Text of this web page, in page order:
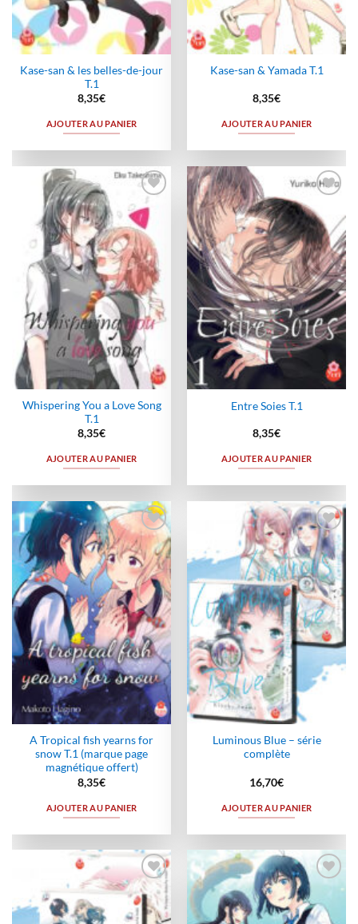
Kase-san & les belles-de-jour
T.1
8,35€
AJOUTER AU PANIER
Kase-san & Yamada T.1
8,35€
AJOUTER AU PANIER
Ajouter
à la
wishlist
Whispering You a Love Song
T.1
8,35€
AJOUTER AU PANIER
Ajouter
à la
wishlist
Entre Soies T.1
8,35€
AJOUTER AU PANIER
Ajouter
à la
wishlist
A Tropical fish yearns for
snow T.1 (marque page
magnétique offert)
8,35€
AJOUTER AU PANIER
Ajouter
à la
wishlist
Luminous Blue – série
complète
16,70€
AJOUTER AU PANIER
Ajouter
à la
wishlist
Ajouter
wishlist